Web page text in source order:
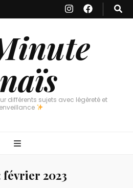
différents sujets avec légèreté et
février 2023